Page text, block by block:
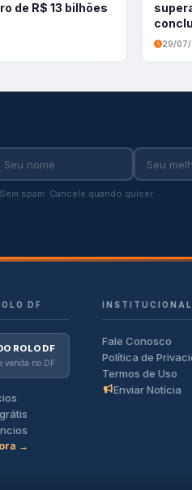
de R$ 13 bilhões
29/07/
Sem spam. Cancele quando quiser.
DF
ROLO DF
venda no DF
→
INSTITUCIONAL
Fale Conosco
Política de
Termos de Uso
Enviar Notícia